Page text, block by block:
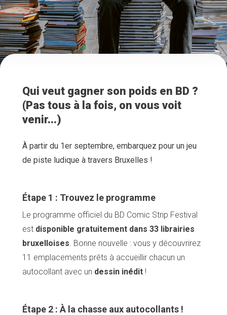
Qui veut gagner son poids en BD ?
(Pas tous à la fois, on vous voit
venir...)
À partir du 1er septembre, embarquez pour un jeu
de piste ludique à travers Bruxelles !
Étape 1 : Trouvez le programme
Le programme officiel du BD Comic Strip Festival
est disponible gratuitement dans 33 librairies
bruxelloises. Bonne nouvelle : vous y découvrirez
11 emplacements prêts à accueillir chacun un
autocollant avec un dessin inédit !
Étape 2 : À la chasse aux autocollants !